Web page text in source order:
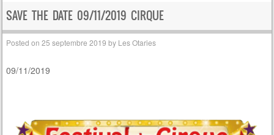
SAVE THE DATE 09/11/2019 CIRQUE
Posted on25 septembre 2019 by Les Otaries
09/11/2019